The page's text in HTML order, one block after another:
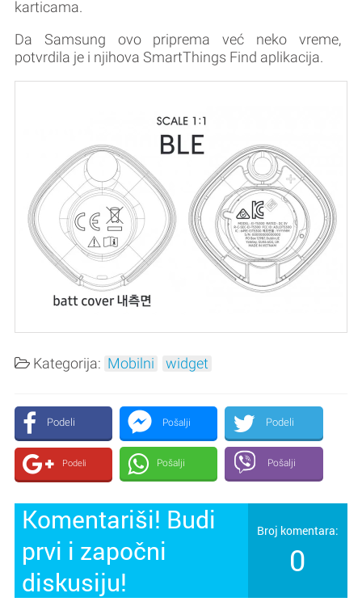
karticama.
Da Samsung ovo priprema već neko vreme,
potvrdila je i njihova SmartThings Find aplikacija.
Kategorija: Mobilni widget
Podeli Pošalji Podeli
Podeli Pošalji Pošalji
Komentariši! Budi
prvi i započni
diskusiju!
Broj komentara:
0